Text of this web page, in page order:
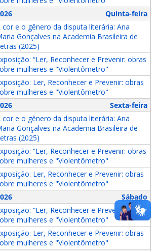
Quinta-feira
cor e o gênero da disputa literária: Ana
Gonçalves na Academia Brasileira de
(2025)
“Ler, Reconhecer e Prevenir: obras
mulheres e "Violentômetro"
Ler, Reconhecer e Prevenir: obras
mulheres e "Violentômetro"
Sexta-feira
cor e o gênero da disputa literária: Ana
Gonçalves na Academia Brasileira de
(2025)
“Ler, Reconhecer e Prevenir: obras
mulheres e "Violentômetro"
Ler, Reconhecer e Prevenir: obras
mulheres e "Violentômetro"
Sábado
“Ler, Reconhecer e Prevenir: obras
mulheres e "Violentômetro"
Ler, Reconhecer e Prevenir: obras
mulheres e "Violentômetro"